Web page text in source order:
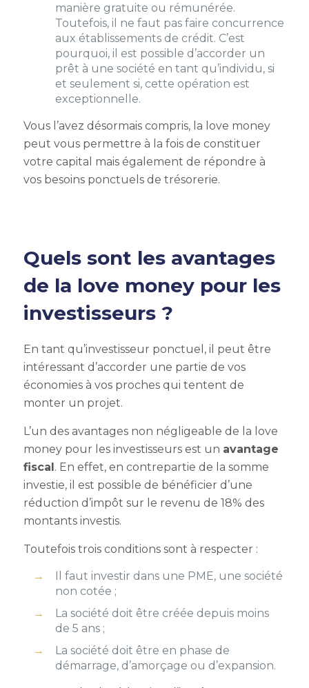
manière gratuite ou rémunérée.
Toutefois, il ne faut pas faire concurrence
aux établissements de crédit. C’est
pourquoi, il est possible d’accorder un
prêt à une société en tant qu’individu, si
et seulement si, cette opération est
exceptionnelle.
Vous l’avez désormais compris, la love money
peut vous permettre à la fois de constituer
votre capital mais également de répondre à
vos besoins ponctuels de trésorerie.
Quels sont les avantages
de la love money pour les
investisseurs ?
En tant qu’investisseur ponctuel, il peut être
intéressant d’accorder une partie de vos
économies à vos proches qui tentent de
monter un projet.
L’un des avantages non négligeable de la love
money pour les investisseurs est un avantage
fiscal. En effet, en contrepartie de la somme
investie, il est possible de bénéficier d’une
réduction d’impôt sur le revenu de 18% des
montants investis.
Toutefois trois conditions sont à respecter :
Il faut investir dans une PME, une société
non cotée ;
La société doit être créée depuis moins
de 5 ans ;
La société doit être en phase de
démarrage, d’amorçage ou d’expansion.